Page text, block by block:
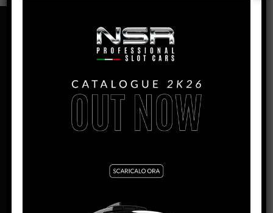
PANORAMICA
ABARTH 500 JOHN PLAYER
SPECIAL LIVERY #2
PRODUZIONE:2024
MOTORE SW: Shark EVO 21.5K – 21.900 rpm
120.8mm